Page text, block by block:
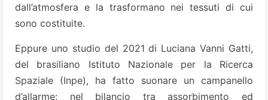
dall’atmosfera e la trasformano nei tessuti di cui
sono costituite.
Eppure uno studio del 2021 di Luciana Vanni Gatti,
del brasiliano Istituto Nazionale per la Ricerca
Spaziale (Inpe), ha fatto suonare un campanello
d’allarme: nel bilancio tra assorbimento ed